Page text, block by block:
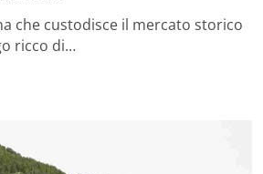
che custodisce il mercato storico
ricco di…